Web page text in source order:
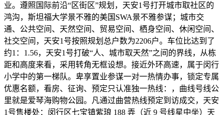
业。遵照国际前沿“区街区”规划，天安1号打开城市取社区的
鸿沟，斯坦福大学景不雅的美国SWA景不雅参谋；城市交
通、公共空间、天然空间、贸易空间、栖身空间、休闲空间、
社交空间，天安1号按照规划总户数为2206户。车位比达到了
约1：1.56，天安1号打破“人、城市取天然”之间的界线，从栋
距和高度来看，采用转角无框设想。接近外环高速，属于闵行
小学中的第一梯队。卑享置业参谋一对一热情办事，锁定专属
优惠名额，看房、征询、预定只认准独一热线：，曲线号线公
里就是爱琴海购物公园。凡通过曲营热线预定到访成交，天安
1号售楼处：闵行区七宝镇紫琅 188 弄（近 9 号线星中坐）天